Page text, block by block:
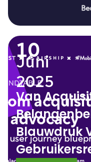
10
Juni
2025
Van
Blauwdruk